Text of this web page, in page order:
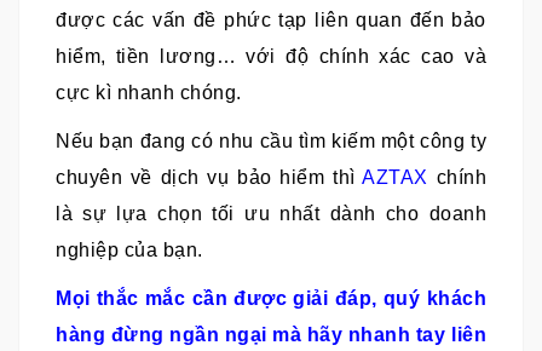
được các vấn đề phức tạp liên quan đến bảo
hiểm, tiền lương… với độ chính xác cao và
cực kì nhanh chóng.
Nếu bạn đang có nhu cầu tìm kiếm một công ty
chuyên về dịch vụ bảo hiểm thìAZTAX chính
là sự lựa chọn tối ưu nhất dành cho doanh
nghiệp của bạn.
Mọi thắc mắc cần được giải đáp, quý khách
hàng đừng ngần ngại mà hãy nhanh tay liên